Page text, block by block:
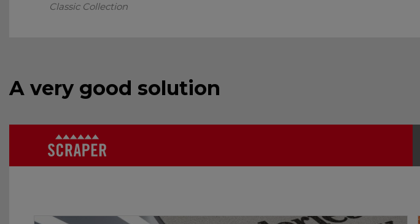
Classic Collection
A very good solution